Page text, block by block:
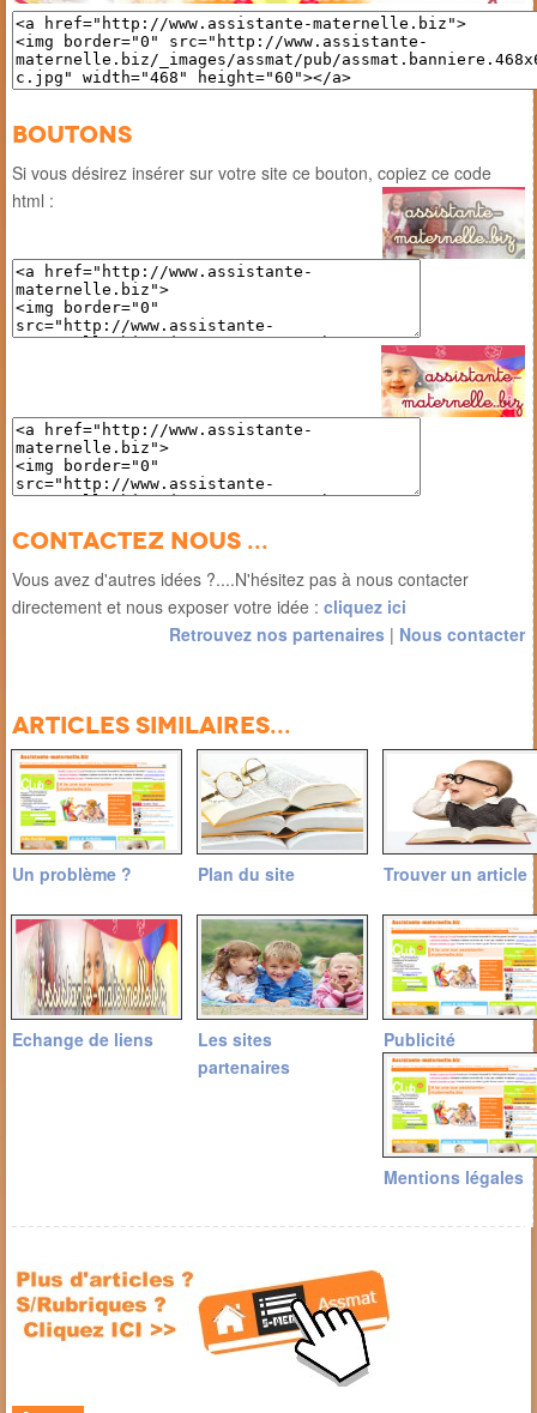
Boutons
Si vous désirez insérer sur votre site ce bouton, copiez ce code
html :
Contactez nous ...
Vous avez d'autres idées ?....N'hésitez pas à nous contacter
directement et nous exposer votre idée : cliquez ici
Retrouvez nos partenaires | Nous contacter
Articles similaires...
Un problème ? Plan du site Trouver un article
Echange de liens
Les sites
partenaires
Publicité
Mentions légales